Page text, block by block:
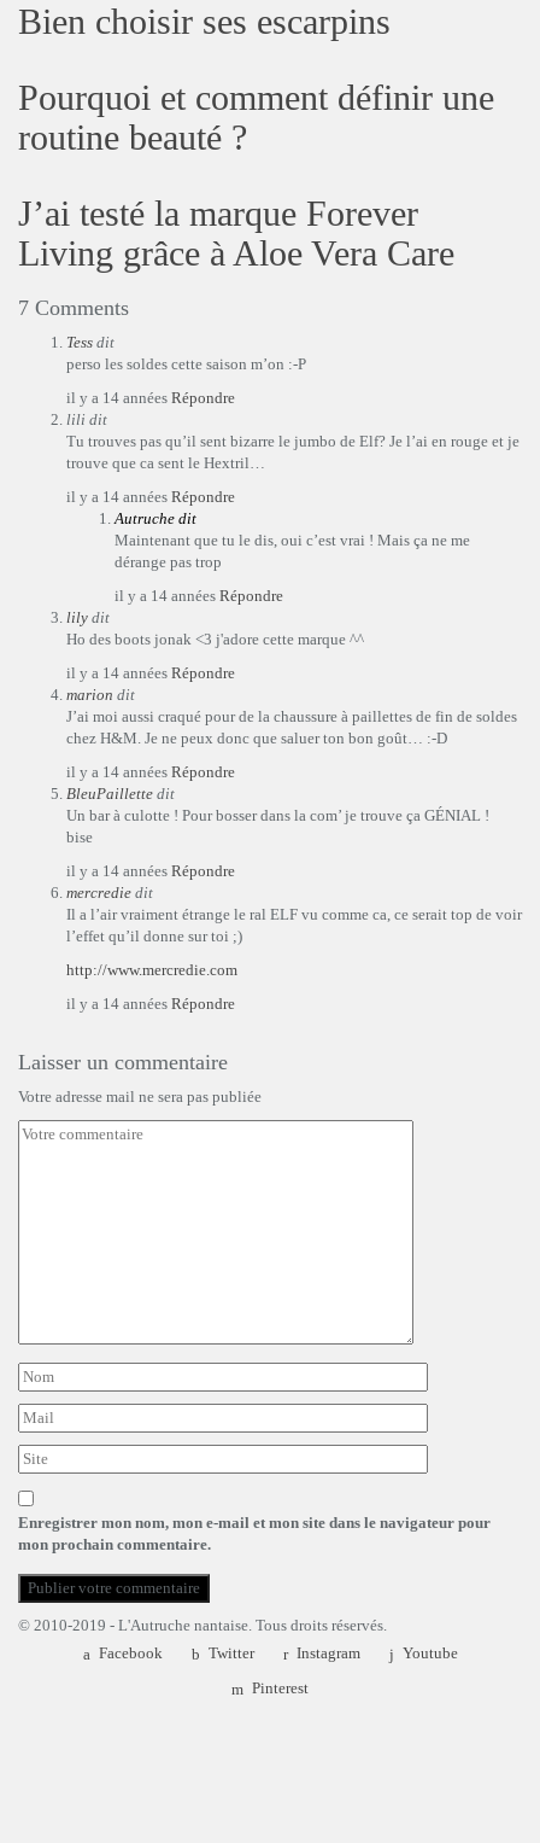
Bien choisir ses escarpins
Pourquoi et comment définir une
routine beauté ?
J’ai testé la marque Forever
Living grâce à Aloe Vera Care
7 Comments
Tess dit
perso les soldes cette saison m’on :-P
il y a 14 années Répondre
lili dit
Tu trouves pas qu’il sent bizarre le jumbo de Elf? Je l’ai en rouge et je
trouve que ca sent le Hextril…
il y a 14 années Répondre
Autruche dit
Maintenant que tu le dis, oui c’est vrai ! Mais ça ne me
dérange pas trop
il y a 14 années Répondre
lily dit
Ho des boots jonak <3 j'adore cette marque ^^
il y a 14 années Répondre
marion dit
J’ai moi aussi craqué pour de la chaussure à paillettes de fin de soldes
chez H&M. Je ne peux donc que saluer ton bon goût… :-D
il y a 14 années Répondre
BleuPaillette dit
Un bar à culotte ! Pour bosser dans la com’ je trouve ça GÉNIAL !
bise
il y a 14 années Répondre
mercredie dit
Il a l’air vraiment étrange le ral ELF vu comme ca, ce serait top de voir
l’effet qu’il donne sur toi ;)
http://www.mercredie.com
il y a 14 années Répondre
Laisser un commentaire
Votre adresse mail ne sera pas publiée
Enregistrer mon nom, mon e-mail et mon site dans le navigateur pour
mon prochain commentaire.
© 2010-2019 - L'Autruche nantaise. Tous droits réservés.
Facebook
Twitter Instagram
Youtube
Pinterest